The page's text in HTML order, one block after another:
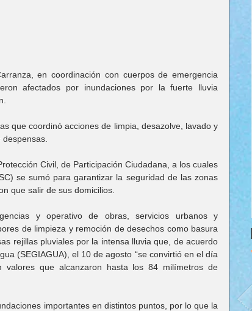
en coordinación con cuerpos de emergencia
afectados por inundaciones por la fuerte lluvia
que coordinó acciones de limpia, desazolve, lavado y
Civil, de Participación Ciudadana, a los cuales
se sumó para garantizar la seguridad de las zonas
que salir de sus domicilios.
y operativo de obras, servicios urbanos y
de limpieza y remoción de desechos como basura
rejillas pluviales por la intensa lluvia que, de acuerdo
(SEGIAGUA), el 10 de agosto “se convirtió en el día
que alcanzaron hasta los 84 milímetros de
importantes en distintos puntos, por lo que la